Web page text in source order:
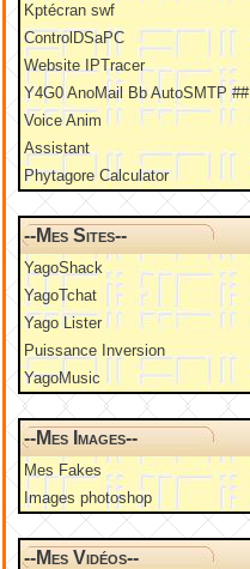
Kptécran swf
ControlDSaPC
Website IPTracer
Y4G0 AnoMail Bb AutoSMTP ##
Voice Anim
Assistant
Phytagore Calculator
--Mes Sites--
YagoShack
YagoTchat
Yago Lister
Puissance Inversion
YagoMusic
--Mes Images--
Mes Fakes
Images photoshop
--Mes Vidéos--